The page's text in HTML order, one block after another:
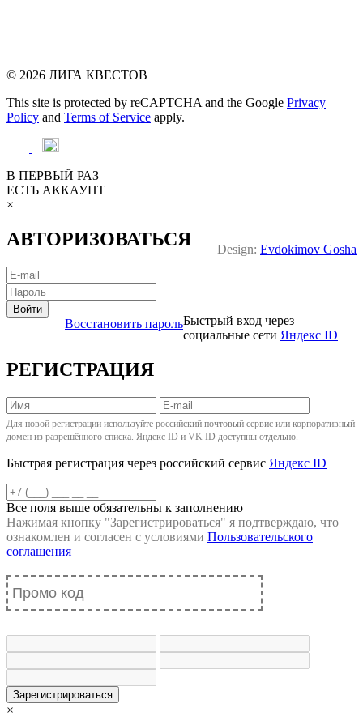
© 2026 ЛИГА КВЕСТОВ
This site is protected by reCAPTCHA and the Google Privacy
Policy and Terms of Service apply.
Design: Evdokimov Gosha
В ПЕРВЫЙ РАЗ
ЕСТЬ АККАУНТ
×
АВТОРИЗОВАТЬСЯ
Войти
Восстановить парольБыстрый вход через
социальные сети Яндекс ID
РЕГИСТРАЦИЯ
Для новой регистрации используйте российский почтовый сервис или корпоративный
домен из разрешённого списка. Яндекс ID и VK ID доступны отдельно.
Быстрая регистрация через российский сервис Яндекс ID
Все поля выше обязательны к заполнению
Нажимая кнопку "Зарегистрироваться" я подтверждаю, что
ознакомлен и согласен с условиями Пользовательского
соглашения
Зарегистрироваться
×